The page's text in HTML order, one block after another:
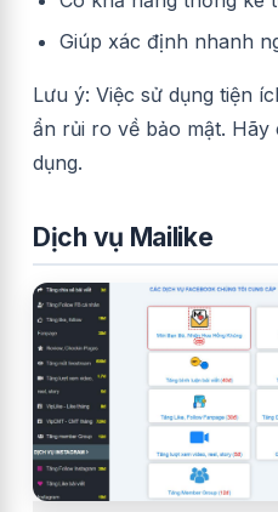
Giúp xác định nhanh
Lưu ý: Việc sử dụng tiện
ẩn rủi ro về bảo mật.
dụng.
Dịch vụ Mailike